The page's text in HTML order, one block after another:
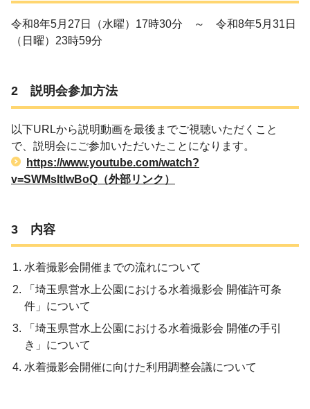
令和8年5月27日（水曜）17時30分 ～ 令和8年5月31日
（日曜）23時59分
2 説明会参加方法
以下URLから説明動画を最後までご視聴いただくこと
で、説明会にご参加いただいたことになります。
https://www.youtube.com/watch?
v=SWMsItIwBoQ（外部リンク）
3 内容
水着撮影会開催までの流れについて
「埼玉県営水上公園における水着撮影会 開催許可条
件」について
「埼玉県営水上公園における水着撮影会 開催の手引
き」について
水着撮影会開催に向けた利用調整会議について